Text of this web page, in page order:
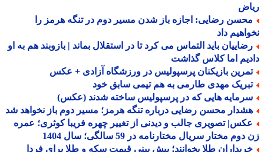
رضایی: اجازه باز شدن مسیر دوم در تنگه هرمز را
داد
باید التماس می کرد تا در استقلال بماند | بازوبند هم به او
اما کلاس گذاشت
بازیکنان پرسپولیس در ورزشگاه آزادی + عکس
مهدی طارمی به هم تیمی سابق خود
هایی که در پرسپولیس ساخته شدند (عکس)
محسن رضایی درباره تنگه هرمز؛ مسیر دوم باز نخواهد شد
تصویری جالب و دیدنی از تغییر چهره فریبا کوثری؛ عمره
مختار سریال مختارنامه در 59 سالگی؛ سال 1404
طلا بخوانند؛ پیش بینی قیمت سکه و طلا برای فردا